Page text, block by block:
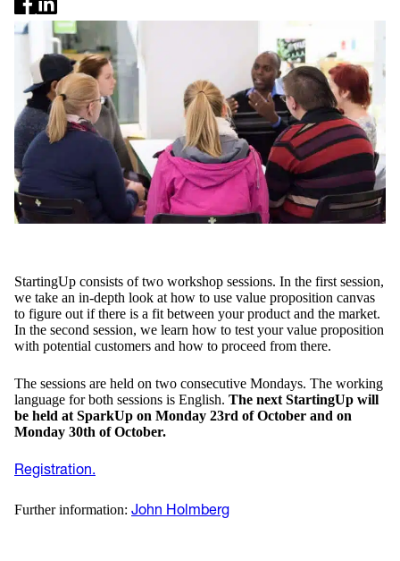
StartingUp consists of two workshop sessions. In the first session,
we take an in-depth look at how to use value proposition canvas
to figure out if there is a fit between your product and the market.
In the second session, we learn how to test your value proposition
with potential customers and how to proceed from there.
The sessions are held on two consecutive Mondays. The working
language for both sessions is English. The next StartingUp will
be held at SparkUp on Monday 23rd of October and on
Monday 30th of October.
Registration.
Further information: John Holmberg